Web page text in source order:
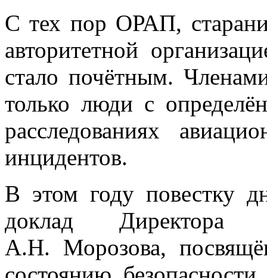
С тех пор ОРАП,
авторитетной
стало почётным.
только люди с
расследованиях
инцидентов.
В этом году повестку
доклад Директора
А.Н. Морозова,